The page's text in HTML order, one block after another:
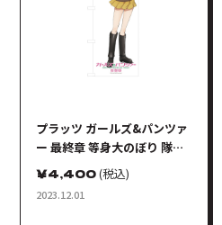
プラッツ ガールズ&パンツァ
ー 最終章 等身大のぼり 隊長
シリーズ 西 絹代
￥4,400(税込)
2023.12.01